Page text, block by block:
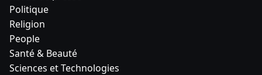
Politique
Religion
People
Santé & Beauté
Sciences et Technologies